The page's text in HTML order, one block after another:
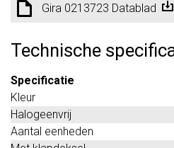
Gira 0213723 Datablad
Technische
Specificatie
Kleur
Halogeenvrij
Aantal eenheden